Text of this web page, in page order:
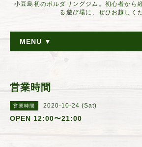
小豆島初のボルダリングジム。初心者から
る遊び場に、ぜひお越しく
MENU ▼
営業時間
営業時間 2020-10-24 (Sat)
OPEN 12:00〜21:00